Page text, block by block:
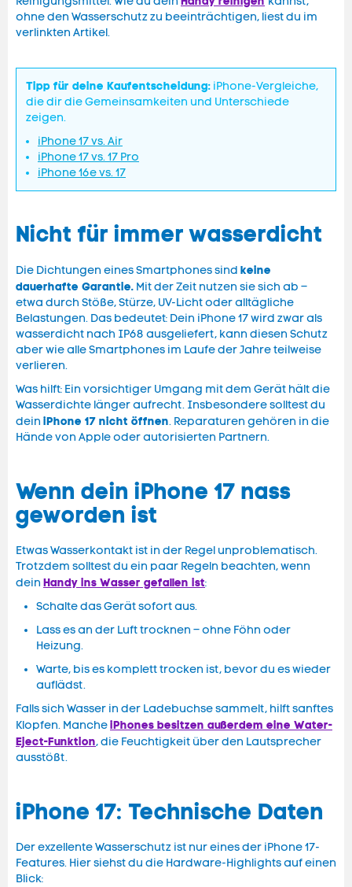
ohne den Wasserschutz zu beeinträchtigen, liest du im
verlinkten Artikel.
Tipp für deine Kaufentscheidung: iPhone-Vergleiche,
die dir die Gemeinsamkeiten und Unterschiede
zeigen.
iPhone 17 vs. Air
iPhone 17 vs. 17 Pro
iPhone 16e vs. 17
Nicht für immer wasserdicht
Die Dichtungen eines Smartphones sind keine
dauerhafte Garantie. Mit der Zeit nutzen sie sich ab –
etwa durch Stöße, Stürze, UV-Licht oder alltägliche
Belastungen. Das bedeutet: Dein iPhone 17 wird zwar als
wasserdicht nach IP68 ausgeliefert, kann diesen Schutz
aber wie alle Smartphones im Laufe der Jahre teilweise
verlieren.
Was hilft: Ein vorsichtiger Umgang mit dem Gerät hält die
Wasserdichte länger aufrecht. Insbesondere solltest du
dein iPhone 17 nicht öffnen. Reparaturen gehören in die
Hände von Apple oder autorisierten Partnern.
Wenn dein iPhone 17 nass
geworden ist
Etwas Wasserkontakt ist in der Regel unproblematisch.
Trotzdem solltest du ein paar Regeln beachten, wenn
dein Handy ins Wasser gefallen ist:
Schalte das Gerät sofort aus.
Lass es an der Luft trocknen – ohne Föhn oder
Heizung.
Warte, bis es komplett trocken ist, bevor du es wieder
auflädst.
Falls sich Wasser in der Ladebuchse sammelt, hilft sanftes
Klopfen. MancheiPhones besitzen außerdem eine Water-
Eject-Funktion, die Feuchtigkeit über den Lautsprecher
ausstößt.
iPhone 17: Technische Daten
Der exzellente Wasserschutz ist nur eines der iPhone 17-
Features. Hier siehst du die Hardware-Highlights auf einen
Blick: